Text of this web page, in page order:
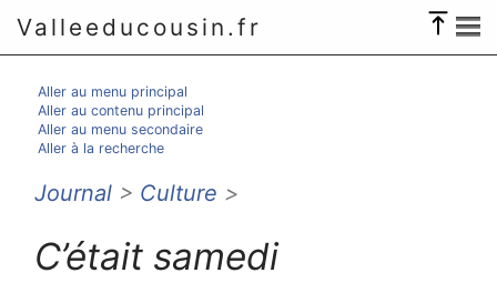
Valleeducousin.fr
Aller au menu principal
Aller au contenu principal
Aller au menu secondaire
Aller à la recherche
Journal > Culture >
C’était samedi